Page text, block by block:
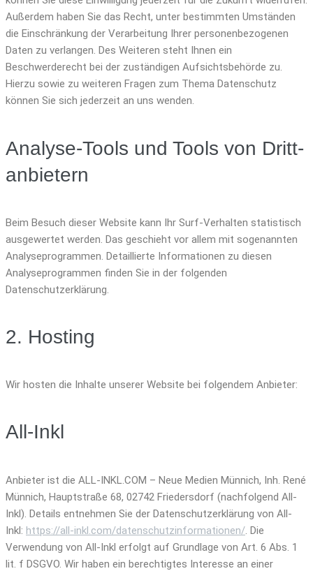
Außerdem haben Sie das Recht, unter bestimmten Umständen
die Einschränkung der Verarbeitung Ihrer personenbezogenen
Daten zu verlangen. Des Weiteren steht Ihnen ein
Beschwerderecht bei der zuständigen Aufsichtsbehörde zu.
Hierzu sowie zu weiteren Fragen zum Thema Datenschutz
können Sie sich jederzeit an uns wenden.
Analyse-Tools und Tools von Dritt­
anbietern
Beim Besuch dieser Website kann Ihr Surf-Verhalten statistisch
ausgewertet werden. Das geschieht vor allem mit sogenannten
Analyseprogrammen. Detaillierte Informationen zu diesen
Analyseprogrammen finden Sie in der folgenden
Datenschutzerklärung.
2. Hosting
Wir hosten die Inhalte unserer Website bei folgendem Anbieter:
All-Inkl
Anbieter ist die ALL-INKL.COM – Neue Medien Münnich, Inh. René
Münnich, Hauptstraße 68, 02742 Friedersdorf (nachfolgend All-
Inkl). Details entnehmen Sie der Datenschutzerklärung von All-
Inkl: https://all-inkl.com/datenschutzinformationen/. Die
Verwendung von All-Inkl erfolgt auf Grundlage von Art. 6 Abs. 1
lit. f DSGVO. Wir haben ein berechtigtes Interesse an einer